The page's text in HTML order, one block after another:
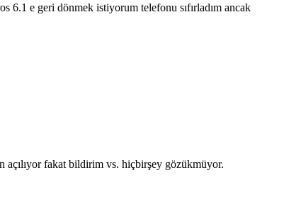
6.1 e geri dönmek istiyorum telefonu sıfırladım ancak
açılıyor fakat bildirim vs. hiçbirşey gözükmüyor.